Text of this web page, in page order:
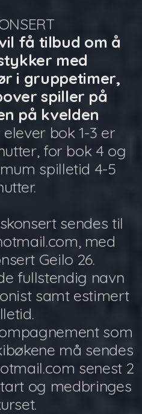
få tilbud om å
med
i gruppetimer,
spiller på
på kvelden
bok 1-3 er
for bok 4 og
spilletid 4-5
sendes til
med
Geilo 26.
fullstendig navn
samt estimert
som
må sendes
senest 2
og medbringes